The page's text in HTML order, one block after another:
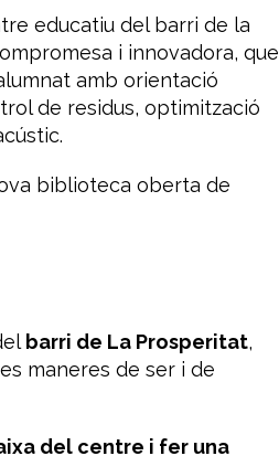
educatiu del barri de la
i innovadora, que
amb orientació
de residus, optimització
biblioteca oberta de
barri de La Prosperitat,
maneres de ser i de
del centre i fer una